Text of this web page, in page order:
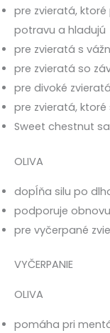
pre zvieratá,
potravu a hladujú
pre zvieratá s
pre zvieratá so
pre divoké
pre zvieratá,
Sweet chestnut
OLIVA
dopĺňa silu po
podporuje
pre vyčerpané
VYČERPANIE
OLIVA
pomáha pri